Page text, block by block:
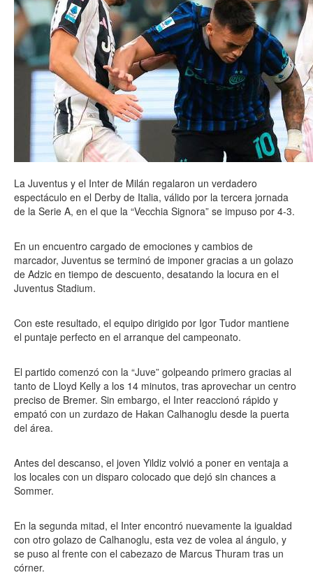
La Juventus y el Inter de Milán regalaron un verdadero
espectáculo en el Derby de Italia, válido por la tercera jornada
de la Serie A, en el que la “Vecchia Signora” se impuso por 4-3.
En un encuentro cargado de emociones y cambios de
marcador, Juventus se terminó de imponer gracias a un golazo
de Adzic en tiempo de descuento, desatando la locura en el
Juventus Stadium.
Con este resultado, el equipo dirigido por Igor Tudor mantiene
el puntaje perfecto en el arranque del campeonato.
El partido comenzó con la “Juve” golpeando primero gracias al
tanto de Lloyd Kelly a los 14 minutos, tras aprovechar un centro
preciso de Bremer. Sin embargo, el Inter reaccionó rápido y
empató con un zurdazo de Hakan Calhanoglu desde la puerta
del área.
Antes del descanso, el joven Yildiz volvió a poner en ventaja a
los locales con un disparo colocado que dejó sin chances a
Sommer.
En la segunda mitad, el Inter encontró nuevamente la igualdad
con otro golazo de Calhanoglu, esta vez de volea al ángulo, y
se puso al frente con el cabezazo de Marcus Thuram tras un
córner.